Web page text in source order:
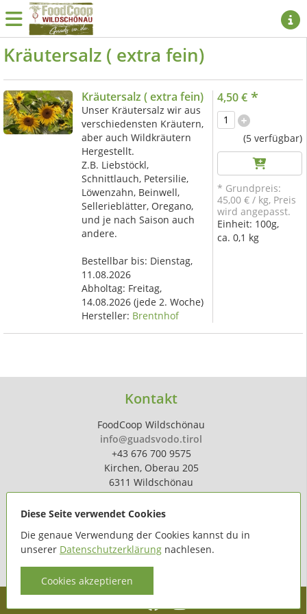
Kräutersalz ( extra fein)
Kräutersalz ( extra fein)
Unser Kräutersalz wir aus
verschiedensten Kräutern,
aber auch Wildkräutern
Hergestellt.
Z.B. Liebstöckl,
Schnittlauch, Petersilie,
Löwenzahn, Beinwell,
Sellerieblätter, Oregano,
und je nach Saison auch
andere.
Bestellbar bis: Dienstag,
11.08.2026
Abholtag: Freitag,
14.08.2026(jede 2. Woche)
Hersteller: Brentnhof
4,50 € *
(5 verfügbar)
* Grundpreis:
45,00 €/ kg, Preis
wird angepasst.
Einheit: 100g,
ca. 0,1 kg
Kontakt
FoodCoop Wildschönau
info@guadsvodo.tirol
+43 676 700 9575
Kirchen, Oberau 205
6311 Wildschönau
powered byhoferdigital.at
Diese Seite verwendet Cookies
Die genaue Verwendung der Cookies kannst du in
unserer Datenschutzerklärungnachlesen.
Cookies akzeptieren